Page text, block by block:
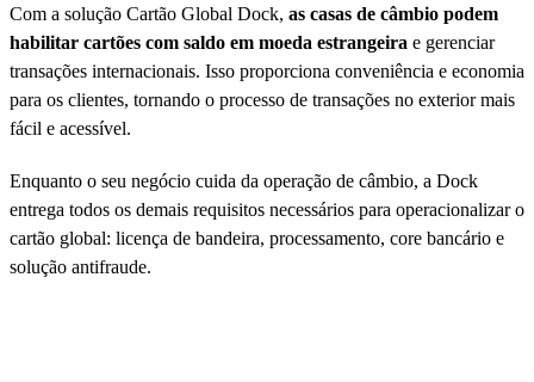
Com a solução Cartão Global Dock, as casas de câmbio podem
habilitar cartões com saldo em moeda estrangeira e gerenciar
transações internacionais. Isso proporciona conveniência e economia
para os clientes, tornando o processo de transações no exterior mais
fácil e acessível.
Enquanto o seu negócio cuida da operação de câmbio, a Dock
entrega todos os demais requisitos necessários para operacionalizar o
cartão global: licença de bandeira, processamento, core bancário e
solução antifraude.